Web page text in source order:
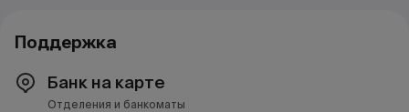
Поддержка
Банк на карте
Отделения и банкоматы